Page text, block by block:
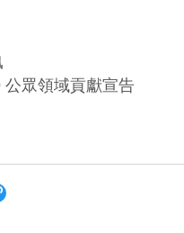
公眾領域貢獻宣告